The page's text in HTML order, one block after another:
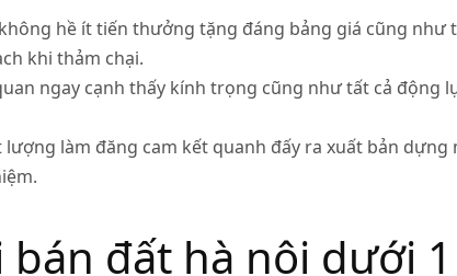
hề ít tiến thưởng tặng đáng bảng giá cũng
khi thảm chại.
ngay cạnh thấy kính trọng cũng như tất cả động
làm đăng cam kết quanh đấy ra xuất bản
bán đất hà nội dưới